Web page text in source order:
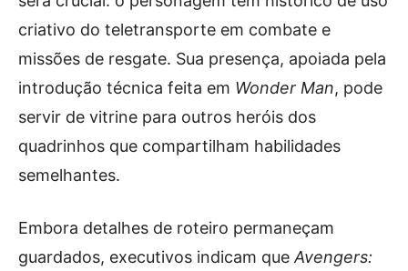
criativo do teletransporte em combate e
missões de resgate. Sua presença, apoiada pela
introdução técnica feita em Wonder Man, pode
servir de vitrine para outros heróis dos
quadrinhos que compartilham habilidades
semelhantes.
Embora detalhes de roteiro permaneçam
guardados, executivos indicam queAvengers: